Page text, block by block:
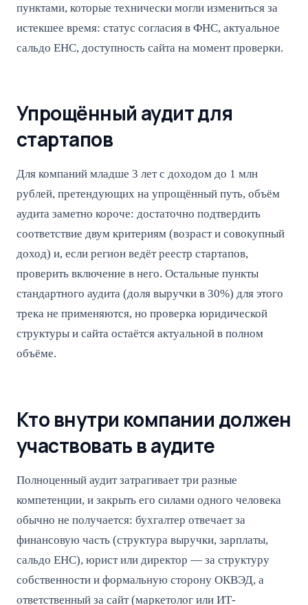
пунктами, которые технически могли измениться за
истекшее время: статус согласия в ФНС, актуальное
сальдо ЕНС, доступность сайта на момент проверки.
Упрощённый аудит для
стартапов
Для компаний младше 3 лет с доходом до 1 млн
рублей, претендующих на упрощённый путь, объём
аудита заметно короче: достаточно подтвердить
соответствие двум критериям (возраст и совокупный
доход) и, если регион ведёт реестр стартапов,
проверить включение в него. Остальные пункты
стандартного аудита (доля выручки в 30%) для этого
трека не применяются, но проверка юридической
структуры и сайта остаётся актуальной в полном
объёме.
Кто внутри компании должен
участвовать в аудите
Полноценный аудит затрагивает три разные
компетенции, и закрыть его силами одного человека
обычно не получается: бухгалтер отвечает за
финансовую часть (структура выручки, зарплаты,
сальдо ЕНС), юрист или директор — за структуру
собственности и формальную сторону ОКВЭД, а
ответственный за сайт (маркетолог или ИТ-